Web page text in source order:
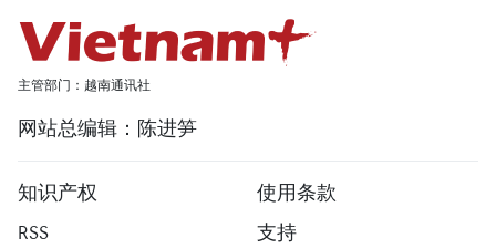
主管部门：越南通讯社
网站总编辑：陈进笋
知识产权
使用条款
RSS
支持